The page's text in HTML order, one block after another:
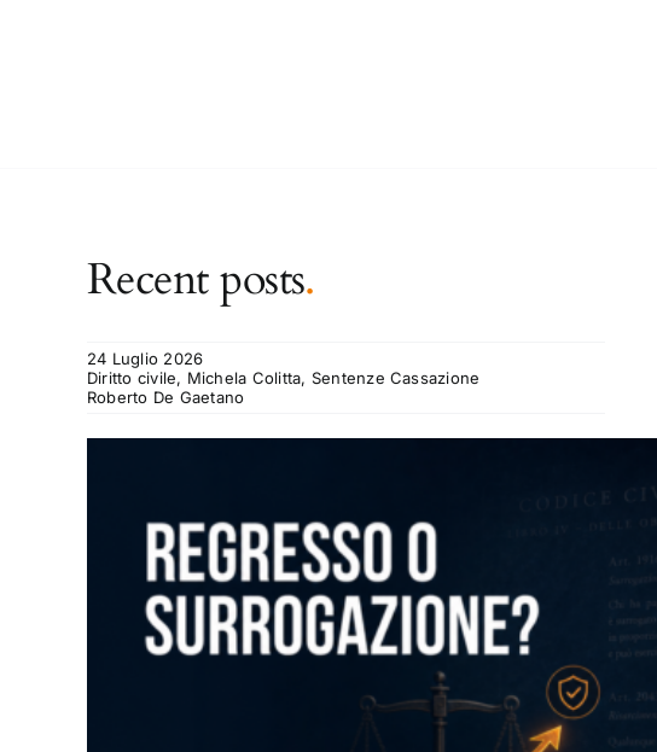
Recent posts.
24 Luglio 2026
Diritto civile, Michela Colitta, Sentenze Cassazione
Roberto De Gaetano